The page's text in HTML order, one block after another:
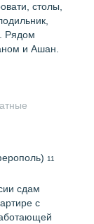
столы,
Рядом
и Ашан.
11
сдам
с